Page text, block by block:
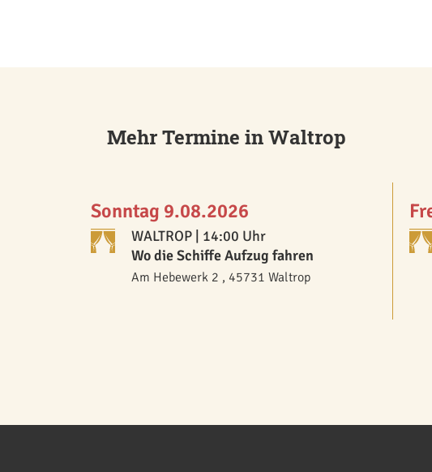
Mehr Termine in Waltrop
Sonntag 9.08.2026
WALTROP | 14:00 Uhr
Wo die Schiffe Aufzug fahren
Am Hebewerk 2 , 45731 Waltrop